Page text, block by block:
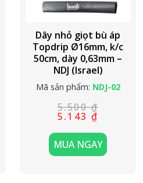
Dây nhỏ giọt bù áp
Topdrip Ø16mm, k/c
50cm, dày 0,63mm –
NDJ (Israel)
Mã sản phẩm: NDJ-02
5.500₫
Giá
gốc
là:
5.500 ₫.
5.143 ₫
Giá
hiện
tại
là:
5.143 ₫.
MUA NGAY